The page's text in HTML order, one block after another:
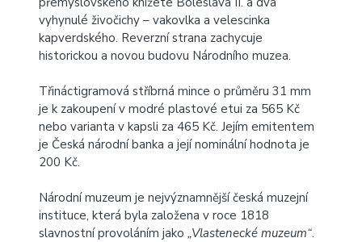
vyhynulé živočichy – vakovlka a velescinka
kapverdského. Reverzní strana zachycuje
historickou a novou budovu Národního muzea.
Třináctigramová stříbrná mince o průměru 31 mm
je k zakoupení v modré plastové etui za 565 Kč
nebo varianta v kapsli za 465 Kč. Jejím emitentem
je Česká národní banka a její nominální hodnota je
200 Kč.
Národní muzeum je nejvýznamnější česká muzejní
instituce, která byla založena v roce 1818
slavnostní provoláním jako „Vlastenecké muzeum“.